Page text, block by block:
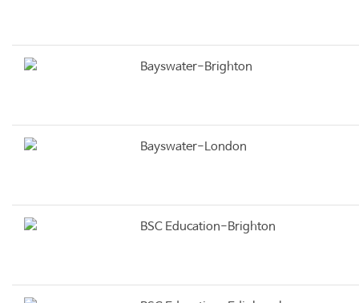
Bayswater-Brighton
Bayswater-London
BSC Education-Brighton